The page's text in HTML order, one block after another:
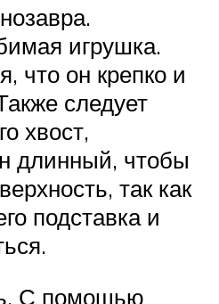
игрушка.
что он крепко и
следует
хвост,
длинный, чтобы
так как
подставка и
С помощью